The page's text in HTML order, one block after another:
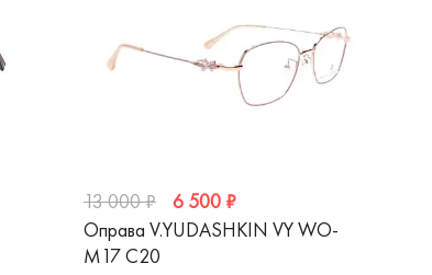
13 000 ₽
6 500 ₽
Оправа V.YUDASHKIN VY WO-
M17 C20